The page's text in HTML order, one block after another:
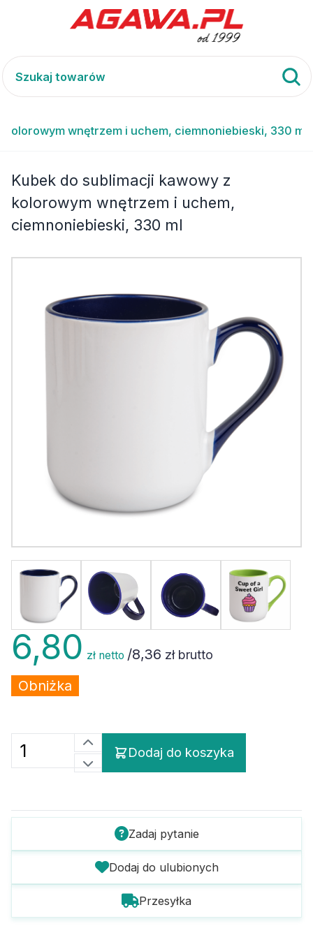
wnętrzem i uchem, ciemnoniebieski, 330 ml
Kubek do sublimacji kawowy z
kolorowym wnętrzem i uchem,
ciemnoniebieski, 330 ml
6,80 zł netto /8,36 zł brutto
Obniżka
Dodaj do koszyka
Zadaj pytanie
Dodaj do ulubionych
Przesyłka